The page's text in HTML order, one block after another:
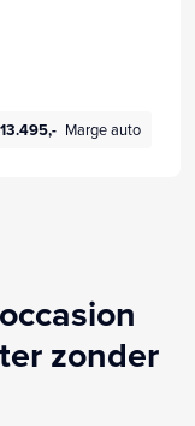
Marge auto
zonder